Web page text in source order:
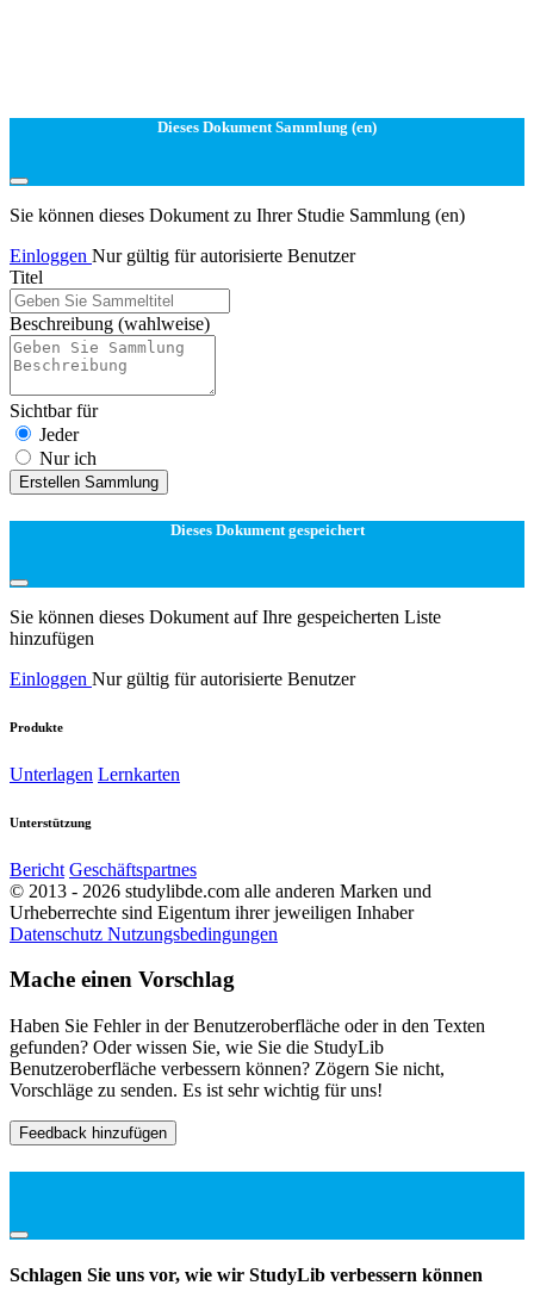
Dieses Dokument Sammlung (en)
Sie können dieses Dokument zu Ihrer Studie Sammlung (en)
Einloggen Nur gültig für autorisierte Benutzer
Titel
Beschreibung (wahlweise)
Sichtbar für
Jeder
Nur ich
Erstellen Sammlung
Dieses Dokument gespeichert
Sie können dieses Dokument auf Ihre gespeicherten Liste
hinzufügen
Einloggen Nur gültig für autorisierte Benutzer
Produkte
Unterlagen Lernkarten
Unterstützung
Bericht Geschäftspartnes
© 2013 - 2026 studylibde.com alle anderen Marken und
Urheberrechte sind Eigentum ihrer jeweiligen Inhaber
Datenschutz Nutzungsbedingungen
Mache einen Vorschlag
Haben Sie Fehler in der Benutzeroberfläche oder in den Texten
gefunden? Oder wissen Sie, wie Sie die StudyLib
Benutzeroberfläche verbessern können? Zögern Sie nicht,
Vorschläge zu senden. Es ist sehr wichtig für uns!
Feedback hinzufügen
Schlagen Sie uns vor, wie wir StudyLib verbessern können